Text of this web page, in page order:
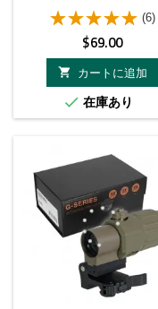
(6)
価
格
$69.00

カートに追加
 在庫あり